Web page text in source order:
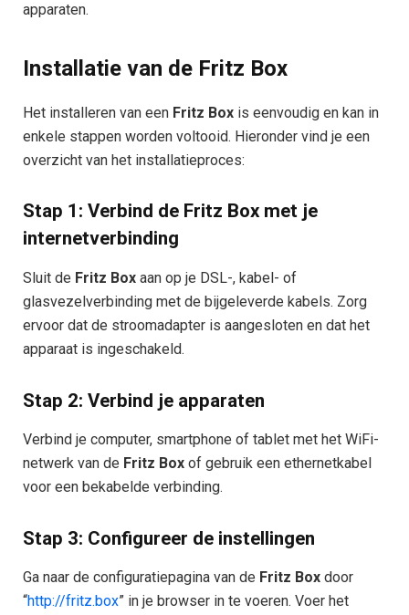
apparaten.
Installatie van de Fritz Box
Het installeren van een Fritz Box is eenvoudig en kan in
enkele stappen worden voltooid. Hieronder vind je een
overzicht van het installatieproces:
Stap 1: Verbind de Fritz Box met je
internetverbinding
Sluit de Fritz Box aan op je DSL-, kabel- of
glasvezelverbinding met de bijgeleverde kabels. Zorg
ervoor dat de stroomadapter is aangesloten en dat het
apparaat is ingeschakeld.
Stap 2: Verbind je apparaten
Verbind je computer, smartphone of tablet met het WiFi-
netwerk van de Fritz Box of gebruik een ethernetkabel
voor een bekabelde verbinding.
Stap 3: Configureer de instellingen
Ga naar de configuratiepagina van de Fritz Box door
“http://fritz.box” in je browser in te voeren. Voer het